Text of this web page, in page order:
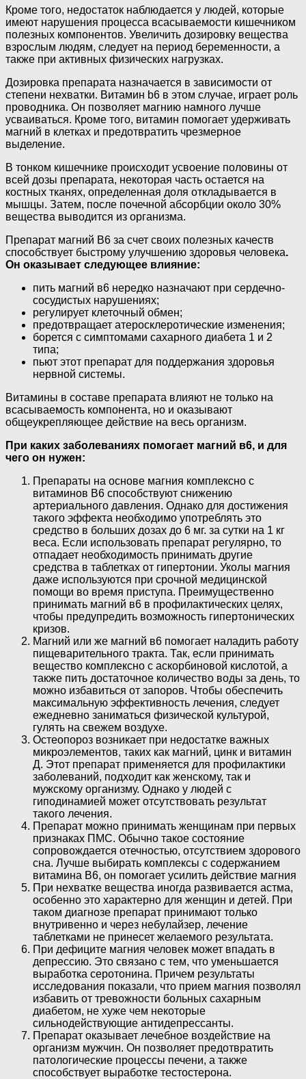
Кроме того, недостаток наблюдается у людей, которые
имеют нарушения процесса всасываемости кишечником
полезных компонентов. Увеличить дозировку вещества
взрослым людям, следует на период беременности, а
также при активных физических нагрузках.
Дозировка препарата назначается в зависимости от
степени нехватки. Витамин b6 в этом случае, играет роль
проводника. Он позволяет магнию намного лучше
усваиваться. Кроме того, витамин помогает удерживать
магний в клетках и предотвратить чрезмерное
выделение.
В тонком кишечнике происходит усвоение половины от
всей дозы препарата, некоторая часть остается на
костных тканях, определенная доля откладывается в
мышцы. Затем, после почечной абсорбции около 30%
вещества выводится из организма.
Препарат магний В6 за счет своих полезных качеств
способствует быстрому улучшению здоровья человека.
Он оказывает следующее влияние:
пить магний в6 нередко назначают при сердечно-
сосудистых нарушениях;
регулирует клеточный обмен;
предотвращает атеросклеротические изменения;
борется с симптомами сахарного диабета 1 и 2
типа;
пьют этот препарат для поддержания здоровья
нервной системы.
Витамины в составе препарата влияют не только на
всасываемость компонента, но и оказывают
общеукрепляющее действие на весь организм.
При каких заболеваниях помогает магний в6, и для
чего он нужен:
Препараты на основе магния комплексно с
витаминов В6 способствуют снижению
артериального давления. Однако для достижения
такого эффекта необходимо употреблять это
средство в больших дозах до 6 мг. за сутки на 1 кг
веса. Если использовать препарат регулярно, то
отпадает необходимость принимать другие
средства в таблетках от гипертонии. Уколы магния
даже используются при срочной медицинской
помощи во время приступа. Преимущественно
принимать магний в6 в профилактических целях,
чтобы предупредить возможность гипертонических
кризов.
Магний или же магний в6 помогает наладить работу
пищеварительного тракта. Так, если принимать
вещество комплексно с аскорбиновой кислотой, а
также пить достаточное количество воды за день, то
можно избавиться от запоров. Чтобы обеспечить
максимальную эффективность лечения, следует
ежедневно заниматься физической культурой,
гулять на свежем воздухе.
Остеопороз возникает при недостатке важных
микроэлементов, таких как магний, цинк и витамин
Д. Этот препарат применяется для профилактики
заболеваний, подходит как женскому, так и
мужскому организму. Однако у людей с
гиподинамией может отсутствовать результат
такого лечения.
Препарат можно принимать женщинам при первых
признаках ПМС. Обычно такое состояние
сопровождается отечностью, отсутствием здорового
сна. Лучше выбирать комплексы с содержанием
витамина В6, он помогает усилить действие магния
При нехватке вещества иногда развивается астма,
особенно это характерно для женщин и детей. При
таком диагнозе препарат принимают только
внутривенно и через небулайзер, лечение
таблетками не принесет желаемого результата.
При дефиците магния человек может впадать в
депрессию. Это связано с тем, что уменьшается
выработка серотонина. Причем результаты
исследования показали, что прием магния позволял
избавить от тревожности больных сахарным
диабетом, не хуже чем некоторые
сильнодействующие антидепрессанты.
Препарат оказывает лечебное воздействие на
организм мужчин. Он позволяет предотвратить
патологические процессы печени, а также
способствует выработке тестостерона.